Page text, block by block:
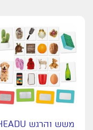
משש והרגש HEADU